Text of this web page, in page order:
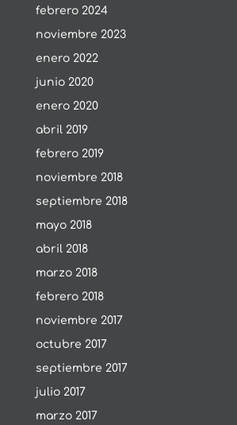
febrero 2024
noviembre 2023
enero 2022
junio 2020
enero 2020
abril 2019
febrero 2019
noviembre 2018
septiembre 2018
mayo 2018
abril 2018
marzo 2018
febrero 2018
noviembre 2017
octubre 2017
septiembre 2017
julio 2017
marzo 2017